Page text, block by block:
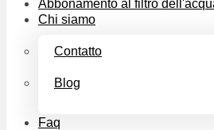
Abbonamento al filtro
Chi siamo
Contatto
Blog
Faq